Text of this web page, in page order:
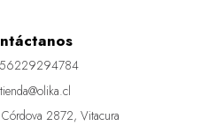
tienda@olika.cl
2872, Vitacura